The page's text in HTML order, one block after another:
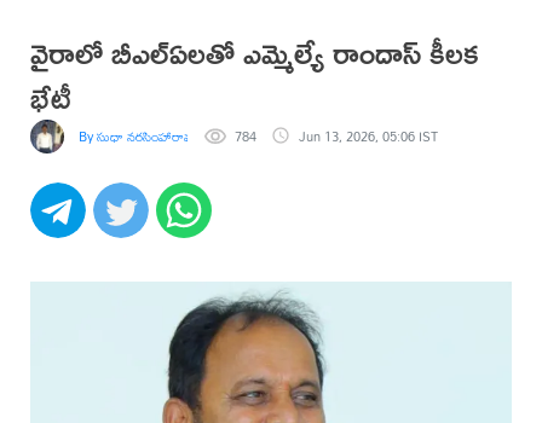
వైరాలో బీఎల్ఏలతో ఎమ్మెల్యే రాందాస్ కీలక
భేటీ
By సుధా నరసింహారావు 784 Jun 13, 2026, 05:06 IST